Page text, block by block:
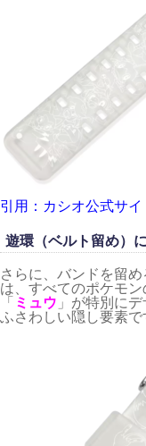
引用：カシオ公式サイ
遊環（ベルト留め）
さらに、バンドを留
は、すべてのポケモ
「 ミュウ 」が特別に
ふさわしい隠し要素で